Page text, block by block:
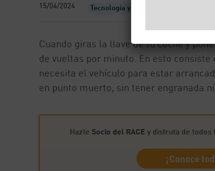
15/04/2024 Tecnología y motor
Cuando giras la llave de tu coche y
de vueltas por minuto. En esto
necesita el vehículo para estar
en punto muerto, sin tener engranada
Hazte Socio del RACE y disfruta de
¡Conoce